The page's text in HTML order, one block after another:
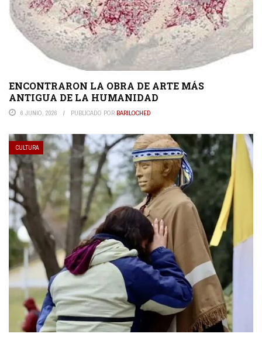
ENCONTRARON LA OBRA DE ARTE MÁS
ANTIGUA DE LA HUMANIDAD
6 JUNIO, 2026 PUBLICADO POR BARILOCHED
CULTURA